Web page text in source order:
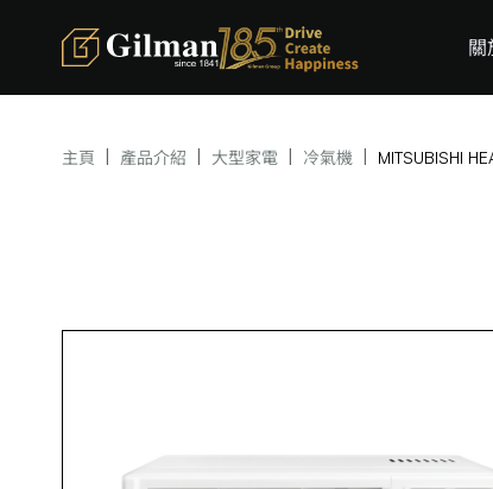
關
主頁 產品介紹 大型家電 冷氣機 MITSUBISHI